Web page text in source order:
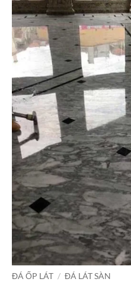
ĐÁ ỐP LÁT / ĐÁ LÁT SÀN